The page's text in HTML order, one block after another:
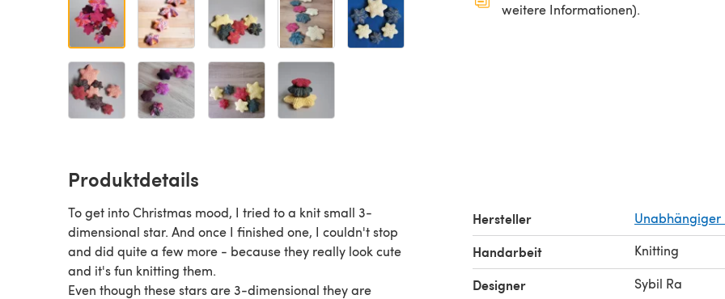
weitere Informationen).
Produktdetails
To get into Christmas mood, I tried to a knit small 3-
dimensional star. And once I finished one, I couldn't stop
and did quite a few more - because they really look cute
and it's fun knitting them.
Even though these stars are 3-dimensional they are
Hersteller Unabhängiger
Handarbeit Knitting
Designer Sybil Ra